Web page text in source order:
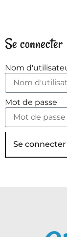
Se connecter
Nom
Mot de passe
Se connecter